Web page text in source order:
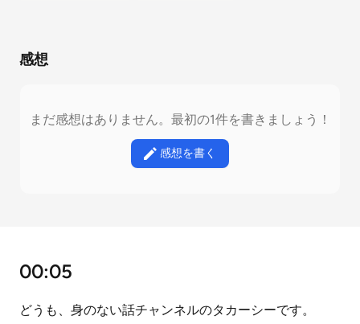
感想
まだ感想はありません。最初の1件を書きましょう！
感想を書く
00:05
どうも、身のない話チャンネルのタカーシーです。